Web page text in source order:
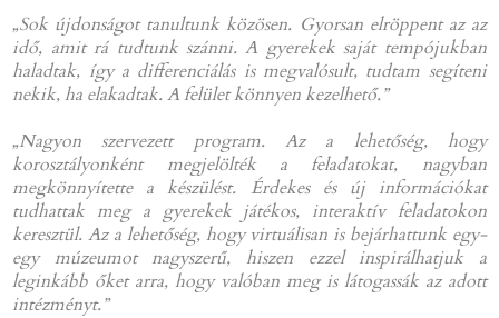
„Sok újdonságot tanultunk közösen. Gyorsan elröppent az az
idő, amit rá tudtunk szánni. A gyerekek saját tempójukban
haladtak, így a differenciálás is megvalósult, tudtam segíteni
nekik, ha elakadtak. A felület könnyen kezelhető.”
„Nagyon szervezett program. Az a lehetőség, hogy
korosztályonként megjelölték a feladatokat, nagyban
megkönnyítette a készülést. Érdekes és új információkat
tudhattak meg a gyerekek játékos, interaktív feladatokon
keresztül. Az a lehetőség, hogy virtuálisan is bejárhattunk egy-
egy múzeumot nagyszerű, hiszen ezzel inspirálhatjuk a
leginkább őket arra, hogy valóban meg is látogassák az adott
intézményt.”